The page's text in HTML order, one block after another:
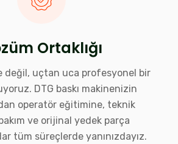
Ortaklığı
değil, uçtan uca profesyonel bir
DTG baskı makinenizin
operatör eğitimine, teknik
ve orijinal yedek parça
tüm süreçlerde yanınızdayız.